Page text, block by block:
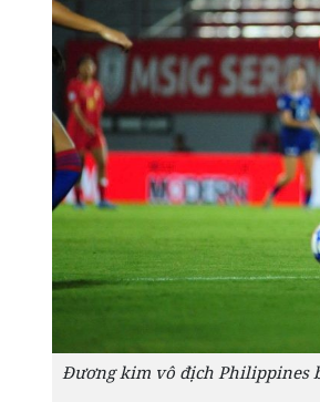
Đương kim vô địch Philippines